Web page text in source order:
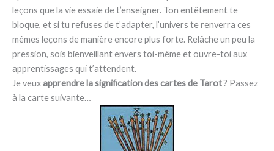
leçons que la vie essaie de t’enseigner. Ton entêtement te
bloque, et si tu refuses de t’adapter, l’univers te renverra ces
mêmes leçons de manière encore plus forte. Relâche un peu la
pression, sois bienveillant envers toi-même et ouvre-toi aux
apprentissages qui t’attendent.
Je veuxapprendre la signification des cartes de Tarot? Passez
à la carte suivante…